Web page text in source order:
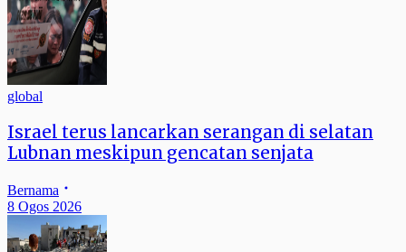
global
Israel terus lancarkan serangan di selatan
Lubnan meskipun gencatan senjata
Bernama
8 Ogos 2026